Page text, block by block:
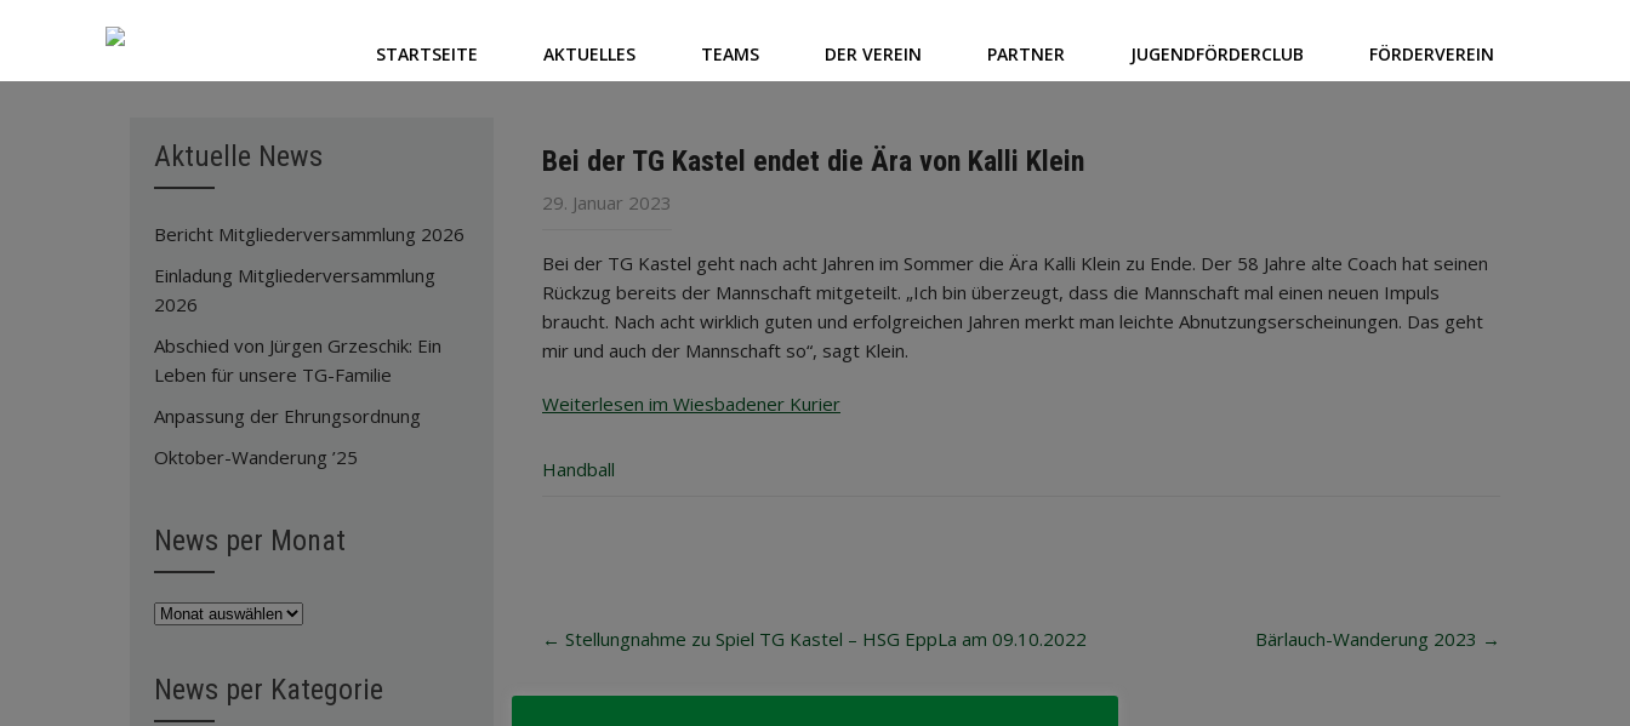
STARTSEITE AKTUELLES TEAMS DER VEREIN PARTNER JUGENDFÖRDERCLUB FÖRDERVEREIN
Bei der TG Kastel endet die Ära von Kalli Klein
29. Januar 2023
Bei der TG Kastel geht nach acht Jahren im Sommer die Ära Kalli Klein zu Ende. Der 58 Jahre alte Coach hat seinen
Rückzug bereits der Mannschaft mitgeteilt. „Ich bin überzeugt, dass die Mannschaft mal einen neuen Impuls
braucht. Nach acht wirklich guten und erfolgreichen Jahren merkt man leichte Abnutzungserscheinungen. Das geht
mir und auch der Mannschaft so“, sagt Klein.
Weiterlesen im Wiesbadener Kurier
Handball
navigation
← Stellungnahme zu Spiel TG Kastel – HSG EppLa am 09.10.2022 Bärlauch-Wanderung 2023 →
Aktuelle News
Bericht Mitgliederversammlung 2026
Einladung Mitgliederversammlung
2026
Abschied von Jürgen Grzeschik: Ein
Leben für unsere TG-Familie
Anpassung der Ehrungsordnung
Oktober-Wanderung ’25
News per Monat
News
News per Kategorie